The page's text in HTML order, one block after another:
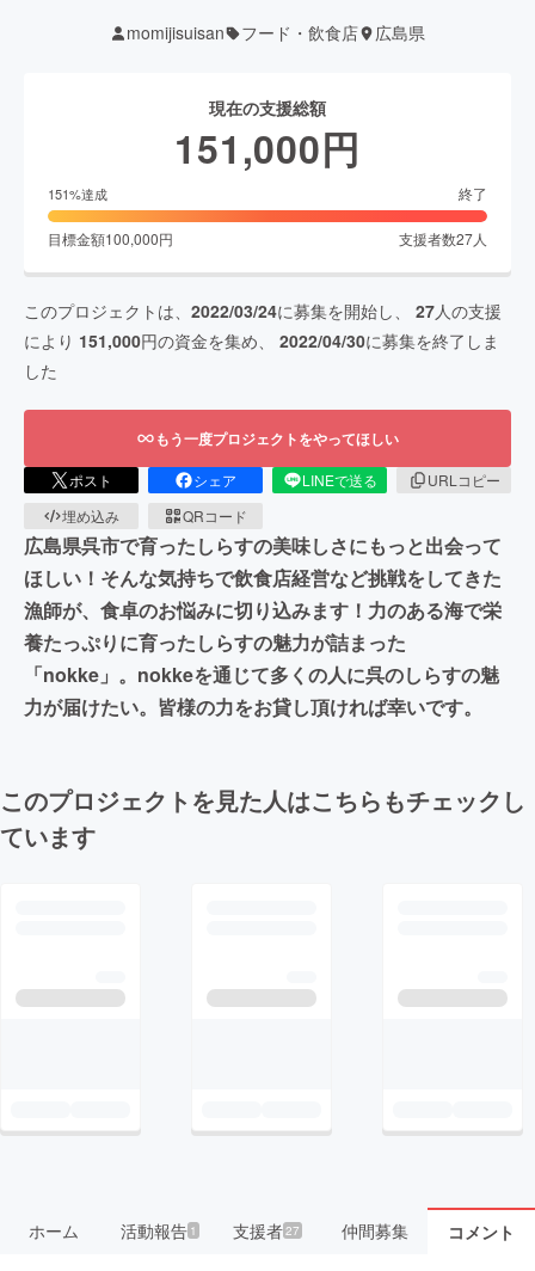
momijisuisan フード・飲食店 広島県
現在の支援総額
151,000円
151%達成 終了
目標金額100,000円 支援者数27人
このプロジェクトは、 2022/03/24に募集を開始し、 27人の支援
により 151,000円の資金を集め、 2022/04/30に募集を終了しま
した
もう一度プロジェクトをやってほしい
ポスト シェア LINEで送る
URLコピー
埋め込み
QRコード
広島県呉市で育ったしらすの美味しさにもっと出会って
ほしい！そんな気持ちで飲食店経営など挑戦をしてきた
漁師が、食卓のお悩みに切り込みます！力のある海で栄
養たっぷりに育ったしらすの魅力が詰まった
「nokke」。nokkeを通じて多くの人に呉のしらすの魅
力が届けたい。皆様の力をお貸し頂ければ幸いです。
このプロジェクトを見た人はこちらもチェックし
ています
ホーム 活動報告1 支援者27 仲間募集 コメント